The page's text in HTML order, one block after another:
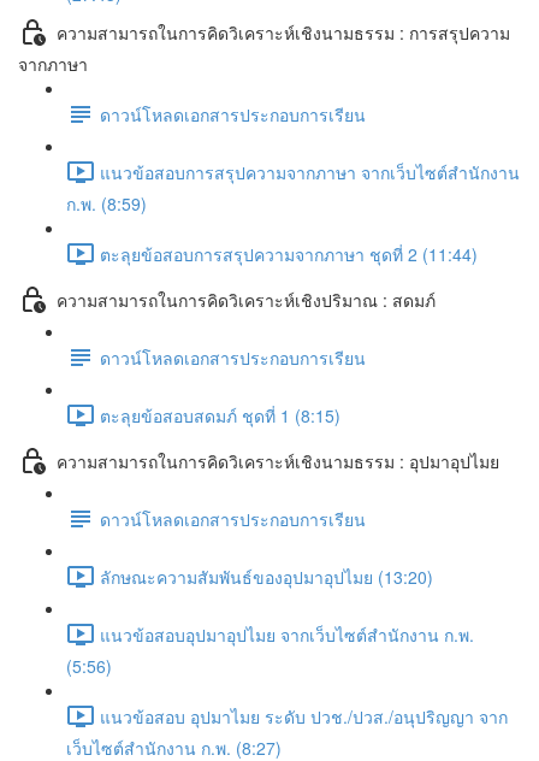
ความสามารถในการคิดวิเคราะห์เชิงนามธรรม : การสรุปความ
จากภาษา
ดาวน์โหลดเอกสารประกอบการเรียน
แนวข้อสอบการสรุปความจากภาษา จากเว็บไซต์สำนักงาน
ก.พ. (8:59)
ตะลุยข้อสอบการสรุปความจากภาษา ชุดที่ 2 (11:44)
ความสามารถในการคิดวิเคราะห์เชิงปริมาณ : สดมภ์
ดาวน์โหลดเอกสารประกอบการเรียน
ตะลุยข้อสอบสดมภ์ ชุดที่ 1 (8:15)
ความสามารถในการคิดวิเคราะห์เชิงนามธรรม : อุปมาอุปไมย
ดาวน์โหลดเอกสารประกอบการเรียน
ลักษณะความสัมพันธ์ของอุปมาอุปไมย (13:20)
แนวข้อสอบอุปมาอุปไมย จากเว็บไซต์สำนักงาน ก.พ.
(5:56)
แนวข้อสอบ อุปมาไมย ระดับ ปวช./ปวส./อนุปริญญา จาก
เว็บไซต์สำนักงาน ก.พ. (8:27)